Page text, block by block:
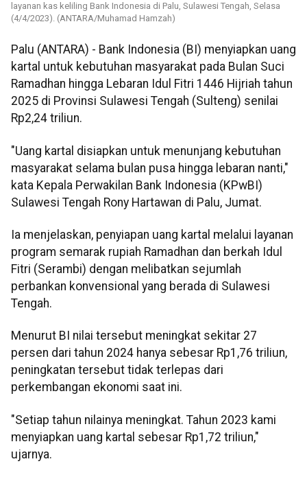
layanan kas keliling Bank Indonesia di Palu, Sulawesi Tengah, Selasa
(4/4/2023). (ANTARA/Muhamad Hamzah)
Palu (ANTARA) - Bank Indonesia (BI) menyiapkan uang
kartal untuk kebutuhan masyarakat pada Bulan Suci
Ramadhan hingga Lebaran Idul Fitri 1446 Hijriah tahun
2025 di Provinsi Sulawesi Tengah (Sulteng) senilai
Rp2,24 triliun.
"Uang kartal disiapkan untuk menunjang kebutuhan
masyarakat selama bulan pusa hingga lebaran nanti,"
kata Kepala Perwakilan Bank Indonesia (KPwBI)
Sulawesi Tengah Rony Hartawan di Palu, Jumat.
Ia menjelaskan, penyiapan uang kartal melalui layanan
program semarak rupiah Ramadhan dan berkah Idul
Fitri (Serambi) dengan melibatkan sejumlah
perbankan konvensional yang berada di Sulawesi
Tengah.
Menurut BI nilai tersebut meningkat sekitar 27
persen dari tahun 2024 hanya sebesar Rp1,76 triliun,
peningkatan tersebut tidak terlepas dari
perkembangan ekonomi saat ini.
"Setiap tahun nilainya meningkat. Tahun 2023 kami
menyiapkan uang kartal sebesar Rp1,72 triliun,"
ujarnya.